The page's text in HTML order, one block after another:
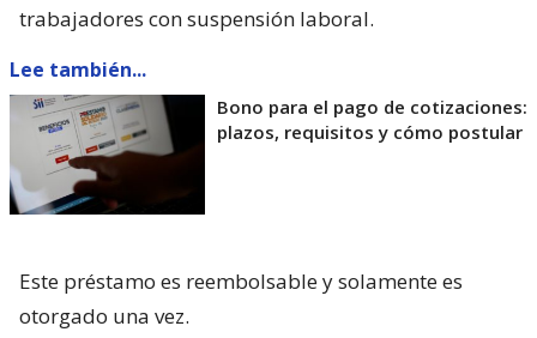
trabajadores con suspensión laboral.
Lee también...
Bono para el pago de cotizaciones:
plazos, requisitos y cómo postular
Este préstamo es reembolsable y solamente es
otorgado una vez.